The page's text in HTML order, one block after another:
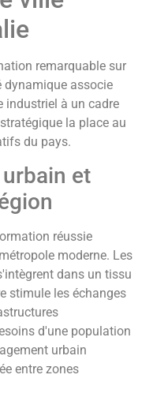
remarquable sur
dynamique associe
industriel à un cadre
la place au
du pays.
et
réussie
moderne. Les
dans un tissu
stimule les échanges
d'une population
urbain
entre zones